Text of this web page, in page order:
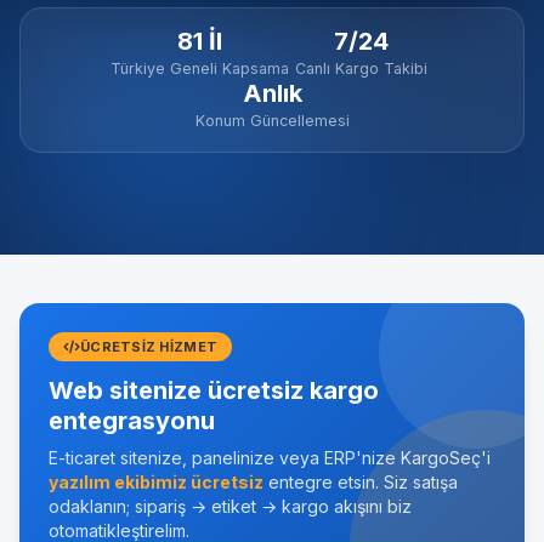
81 İl
Türkiye Geneli Kapsama
7/24
Canlı Kargo Takibi
Anlık
Konum Güncellemesi
ÜCRETSIZ HIZMET
Web sitenize ücretsiz kargo
entegrasyonu
E-ticaret sitenize, panelinize veya ERP'nize KargoSeç'i
yazılım ekibimiz ücretsiz entegre etsin. Siz satışa
odaklanın; sipariş → etiket → kargo akışını biz
otomatikleştirelim.